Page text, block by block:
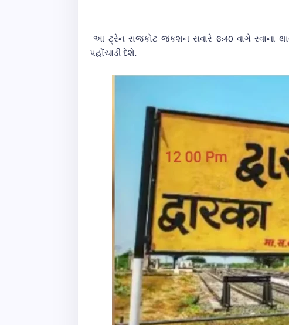
આ ટ્રેન રાજકોટ જંકશન સવારે 6:40 વાગે રવાના
પહોંચાડી દેશે.